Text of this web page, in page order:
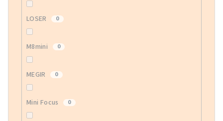
LOSER 0
M8mini 0
MEGIR 0
Mini Focus 0